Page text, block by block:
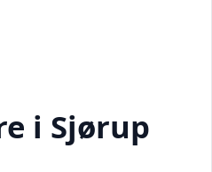
i Sjørup